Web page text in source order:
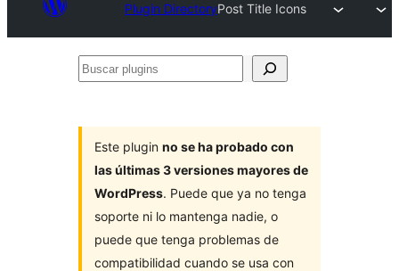
Plugin DirectoryPost Title Icons
Buscar
Este plugin no se ha probado con
las últimas 3 versiones mayores de
WordPress. Puede que ya no tenga
soporte ni lo mantenga nadie, o
puede que tenga problemas de
compatibilidad cuando se usa con